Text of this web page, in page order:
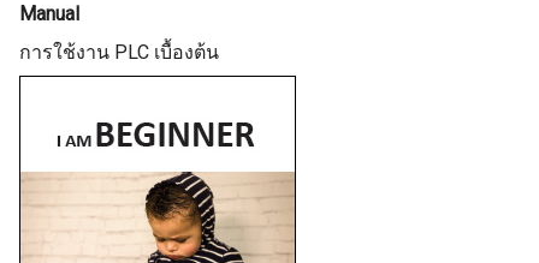
Manual
การใช้งาน PLC เบื้องต้น